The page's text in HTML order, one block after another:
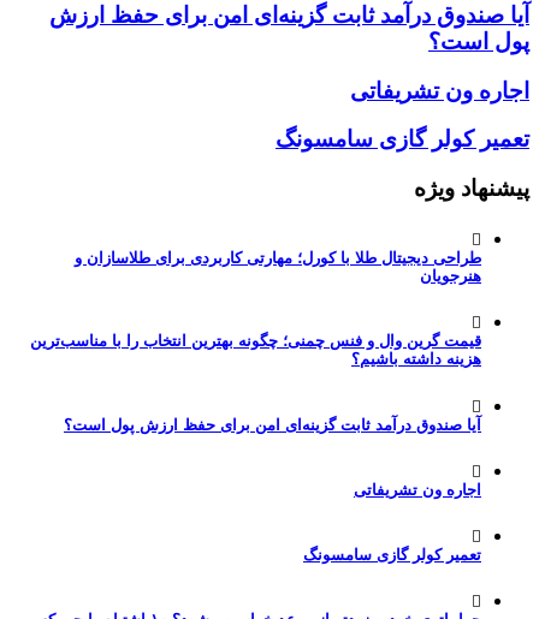
آیا صندوق درآمد ثابت گزینه‌ای امن برای حفظ ارزش
پول است؟
اجاره ون تشریفاتی
تعمیر کولر گازی سامسونگ
پیشنهاد ویژه
طراحی دیجیتال طلا با کورل؛ مهارتی کاربردی برای طلاسازان و
هنرجویان
قیمت گرین وال و فنس چمنی؛ چگونه بهترین انتخاب را با مناسب‌ترین
هزینه داشته باشیم؟
آیا صندوق درآمد ثابت گزینه‌ای امن برای حفظ ارزش پول است؟
اجاره ون تشریفاتی
تعمیر کولر گازی سامسونگ